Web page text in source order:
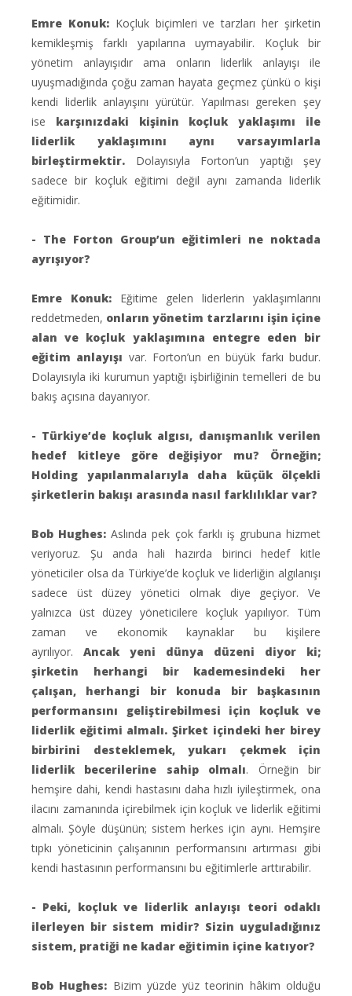
Emre Konuk: Koçluk biçimleri ve tarzları her şirketin
kemikleşmiş farklı yapılarına uymayabilir. Koçluk bir
yönetim anlayışıdır ama onların liderlik anlayışı ile
uyuşmadığında çoğu zaman hayata geçmez çünkü o kişi
kendi liderlik anlayışını yürütür. Yapılması gereken şey
ise karşınızdaki kişinin koçluk yaklaşımı ile
liderlik yaklaşımını aynı varsayımlarla
birleştirmektir. Dolayısıyla Forton’un yaptığı şey
sadece bir koçluk eğitimi değil aynı zamanda liderlik
eğitimidir.
- The Forton Group’un eğitimleri ne noktada
ayrışıyor?
Emre Konuk:Eğitime gelen liderlerin yaklaşımlarını
reddetmeden, onların yönetim tarzlarını işin içine
alan ve koçluk yaklaşımına entegre eden bir
eğitim anlayışı var. Forton’un en büyük farkı budur.
Dolayısıyla iki kurumun yaptığı işbirliğinin temelleri de bu
bakış açısına dayanıyor.
- Türkiye’de koçluk algısı, danışmanlık verilen
hedef kitleye göre değişiyor mu? Örneğin;
Holding yapılanmalarıyla daha küçük ölçekli
şirketlerin bakışı arasında nasıl farklılıklar var?
Bob Hughes:Aslında pek çok farklı iş grubuna hizmet
veriyoruz. Şu anda hali hazırda birinci hedef kitle
yöneticiler olsa da Türkiye’de koçluk ve liderliğin algılanışı
sadece üst düzey yönetici olmak diye geçiyor. Ve
yalnızca üst düzey yöneticilere koçluk yapılıyor. Tüm
zaman ve ekonomik kaynaklar bu kişilere
ayrılıyor. Ancak yeni dünya düzeni diyor ki;
şirketin herhangi bir kademesindeki her
çalışan, herhangi bir konuda bir başkasının
performansını geliştirebilmesi için koçluk ve
liderlik eğitimi almalı. Şirket içindeki her birey
birbirini desteklemek, yukarı çekmek için
liderlik becerilerine sahip olmalı. Örneğin bir
hemşire dahi, kendi hastasını daha hızlı iyileştirmek, ona
ilacını zamanında içirebilmek için koçluk ve liderlik eğitimi
almalı. Şöyle düşünün; sistem herkes için aynı. Hemşire
tıpkı yöneticinin çalışanının performansını artırması gibi
kendi hastasının performansını bu eğitimlerle arttırabilir.
- Peki, koçluk ve liderlik anlayışı teori odaklı
ilerleyen bir sistem midir? Sizin uyguladığınız
sistem, pratiği ne kadar eğitimin içine katıyor?
Bob Hughes: Bizim yüzde yüz teorinin hâkim olduğu